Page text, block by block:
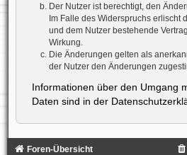
Der Nutzer ist berechtigt, den
Im Falle des Widerspruchs erlischt
und dem Nutzer bestehende
Wirkung.
Die Änderungen gelten als
der Nutzer den Änderungen
Informationen über den Umgang
Daten sind in der
Foren-Übersicht